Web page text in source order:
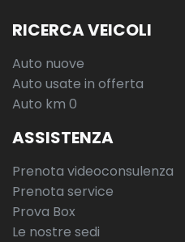
RICERCA VEICOLI
Auto nuove
Auto usate in offerta
Auto km 0
ASSISTENZA
Prenota videoconsulenza
Prenota service
Prova Box
Le nostre sedi